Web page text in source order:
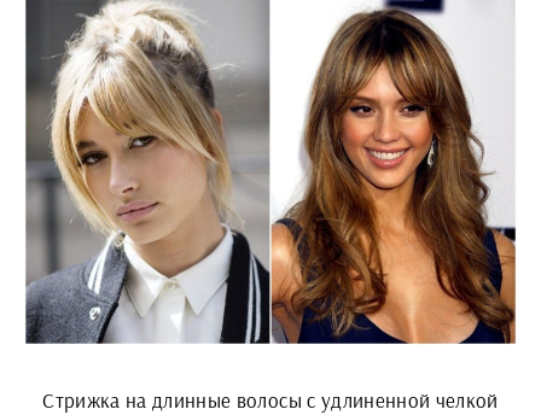
Стрижка на длинные волосы с удлиненной челкой